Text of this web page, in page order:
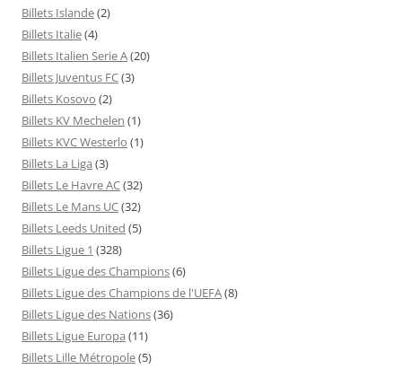
Billets Islande(2)
Billets Italie(4)
Billets Italien Serie A(20)
Billets Juventus FC(3)
Billets Kosovo (2)
Billets KV Mechelen (1)
Billets KVC Westerlo (1)
Billets La Liga (3)
Billets Le Havre AC(32)
Billets Le Mans UC(32)
Billets Leeds United (5)
Billets Ligue 1 (328)
Billets Ligue des Champions(6)
Billets Ligue des Champions de l'UEFA(8)
Billets Ligue des Nations(36)
Billets Ligue Europa (11)
Billets Lille Métropole(5)